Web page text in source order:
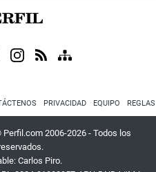
PRIVACIDAD EQUIPO
Perfil.com 2006-2026 - Todos los
Carlos Piro.